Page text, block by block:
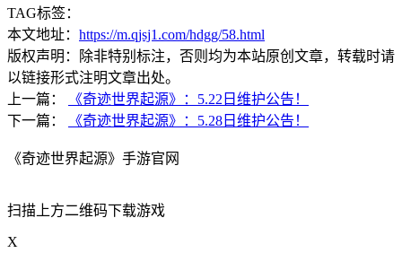
TAG标签：
本文地址： https://m.qjsj1.com/hdgg/58.html
版权声明：除非特别标注，否则均为本站原创文章，转载时请
以链接形式注明文章出处。
上一篇：
《奇迹世界起源》：5.22日维护公告！
下一篇：
《奇迹世界起源》：5.28日维护公告！
《奇迹世界起源》手游官网
扫描上方二维码下载游戏
X